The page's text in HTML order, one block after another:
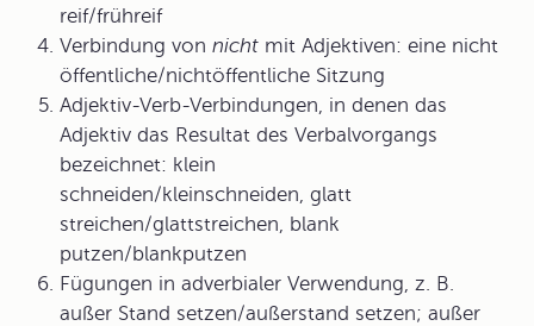
reif/frühreif
Verbindung von nicht mit Adjektiven: eine nicht
öffentliche/nichtöffentliche Sitzung
Adjektiv-Verb-Verbindungen, in denen das
Adjektiv das Resultat des Verbalvorgangs
bezeichnet: klein
schneiden/kleinschneiden, glatt
streichen/glattstreichen, blank
putzen/blankputzen
Fügungen in adverbialer Verwendung, z. B.
außer Stand setzen/außerstand setzen; außer